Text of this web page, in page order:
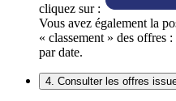
cliquez sur :
Vous avez également la
« classement » des offres
par date.
4. Consulter les offres